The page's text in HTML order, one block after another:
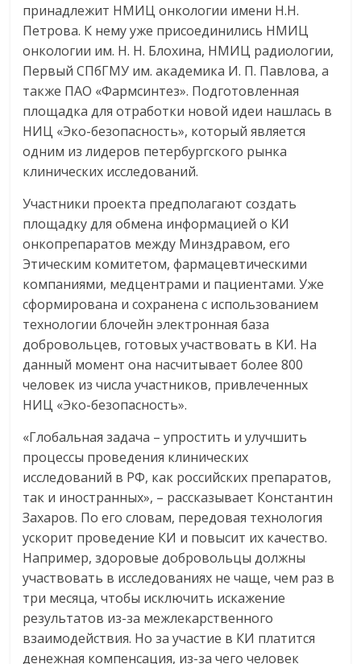
принадлежит НМИЦ онкологии имени Н.Н.
Петрова. К нему уже присоединились НМИЦ
онкологии им. Н. Н. Блохина, НМИЦ радиологии,
Первый СПбГМУ им. академика И. П. Павлова, а
также ПАО «Фармсинтез». Подготовленная
площадка для отработки новой идеи нашлась в
НИЦ «Эко-безопасность», который является
одним из лидеров петербургского рынка
клинических исследований.
Участники проекта предполагают создать
площадку для обмена информацией о КИ
онкопрепаратов между Минздравом, его
Этическим комитетом, фармацевтическими
компаниями, медцентрами и пациентами. Уже
сформирована и сохранена с использованием
технологии блочейн электронная база
добровольцев, готовых участвовать в КИ. На
данный момент она насчитывает более 800
человек из числа участников, привлеченных
НИЦ «Эко-безопасность».
«Глобальная задача – упростить и улучшить
процессы проведения клинических
исследований в РФ, как российских препаратов,
так и иностранных», – рассказывает Константин
Захаров. По его словам, передовая технология
ускорит проведение КИ и повысит их качество.
Например, здоровые добровольцы должны
участвовать в исследованиях не чаще, чем раз в
три месяца, чтобы исключить искажение
результатов из-за межлекарственного
взаимодействия. Но за участие в КИ платится
денежная компенсация, из-за чего человек